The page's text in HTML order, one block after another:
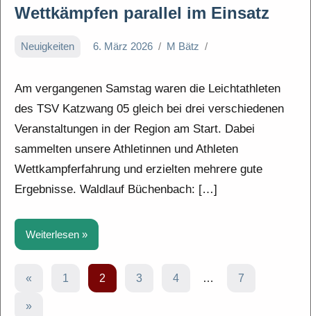
Wettkämpfen parallel im Einsatz
Neuigkeiten 6. März 2026 M Bätz
Am vergangenen Samstag waren die Leichtathleten
des TSV Katzwang 05 gleich bei drei verschiedenen
Veranstaltungen in der Region am Start. Dabei
sammelten unsere Athletinnen und Athleten
Wettkampferfahrung und erzielten mehrere gute
Ergebnisse. Waldlauf Büchenbach: […]
Weiterlesen
Seitennummerierung
der
« Vorherige
1 2 3 4 … 7
Nächste
»